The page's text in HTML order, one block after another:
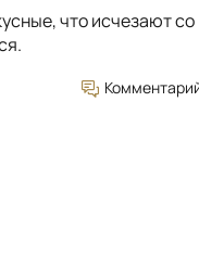
что исчезают со